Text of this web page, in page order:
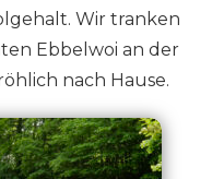
Wir tranken
Ebbelwoi an der
nach Hause.